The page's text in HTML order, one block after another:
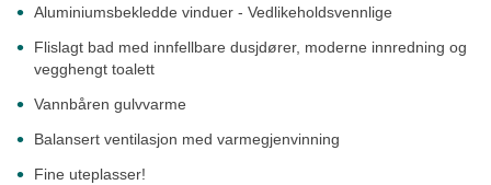
Aluminiumsbekledde vinduer - Vedlikeholdsvennlige
Flislagt bad med innfellbare dusjdører, moderne innredning og
vegghengt toalett
Vannbåren gulvvarme
Balansert ventilasjon med varmegjenvinning
Fine uteplasser!